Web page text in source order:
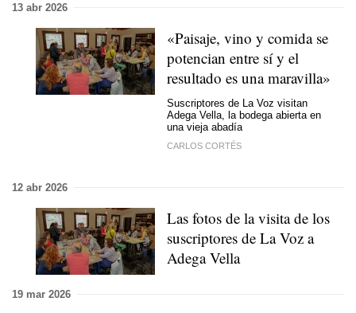
13 abr 2026
«Paisaje, vino y comida se
potencian entre sí y el
resultado es una maravilla»
Suscriptores de La Voz visitan
Adega Vella, la bodega abierta en
una vieja abadía
CARLOS CORTÉS
12 abr 2026
Las fotos de la visita de los
suscriptores de La Voz a
Adega Vella
19 mar 2026